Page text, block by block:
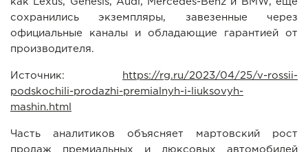
сохранились экземпляры, завезенные через
официальные каналы и обладающие гарантией от
производителя.
Источник:
https://rg.ru/2023/04/25/v-rossii-
podskochili-prodazhi-premialnyh-i-liuksovyh-
mashin.html
Часть аналитиков объясняет мартовский рост
продаж премиальных и люксовых автомобилей